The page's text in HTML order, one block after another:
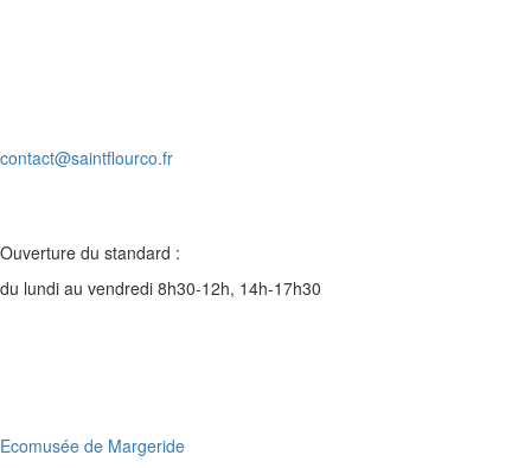
contact@saintflourco.fr
Ouverture du standard :
du lundi au vendredi 8h30-12h, 14h-17h30
Ecomusée de Margeride